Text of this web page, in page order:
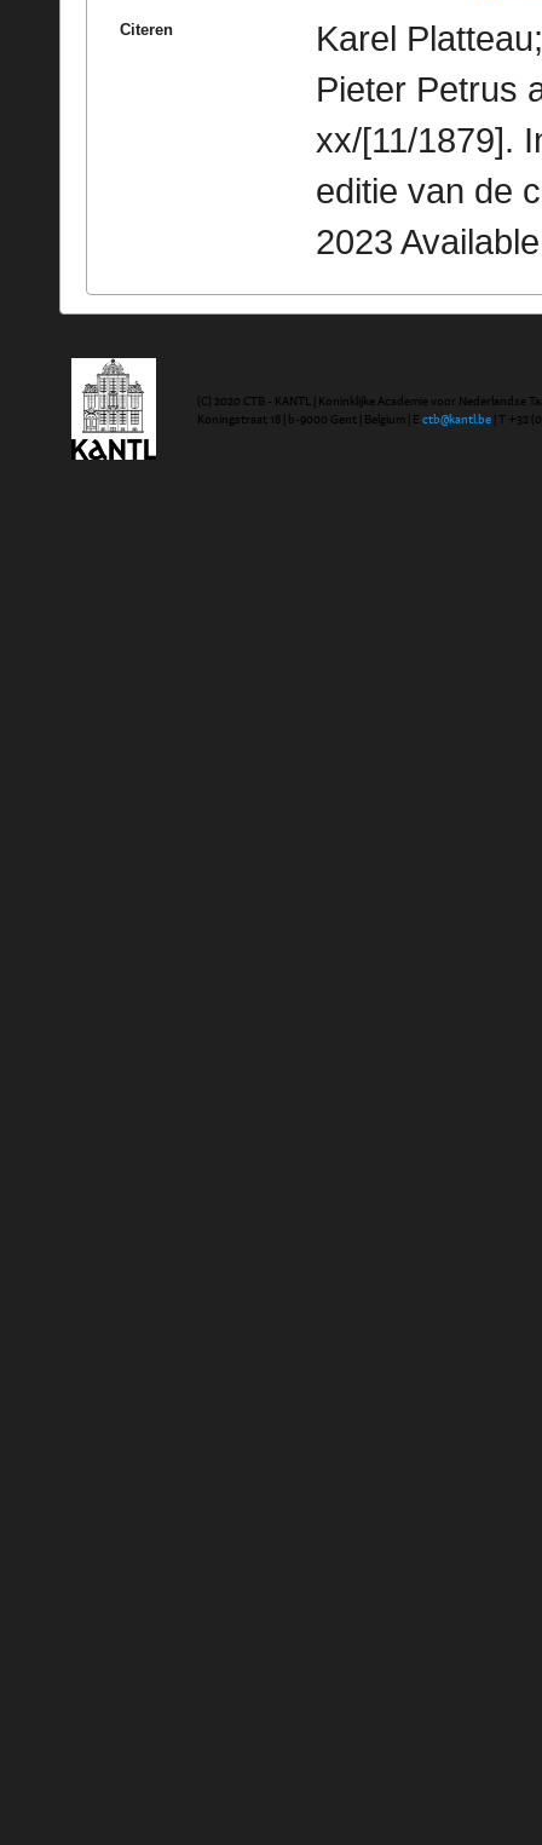
Citeren
Karel
Pieter Petrus
xx/[11/1879].
editie van de
2023
(C) 2020 CTB - KANTL | Koninklijke Academie voor Nederlandse
Koningstraat 18 | b-9000 Gent | Belgium | E ctb@kantl.be | T +32